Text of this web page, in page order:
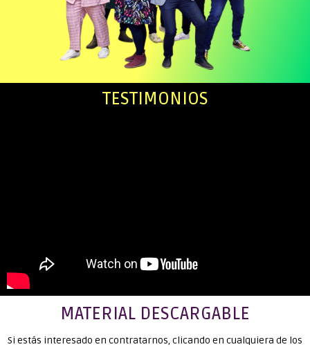
TESTIMONIOS
MATERIAL DESCARGABLE
Si estás interesado en contratarnos, clicando en cualquiera de los